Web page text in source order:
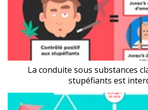
La conduite sous substances
stupéfiants est